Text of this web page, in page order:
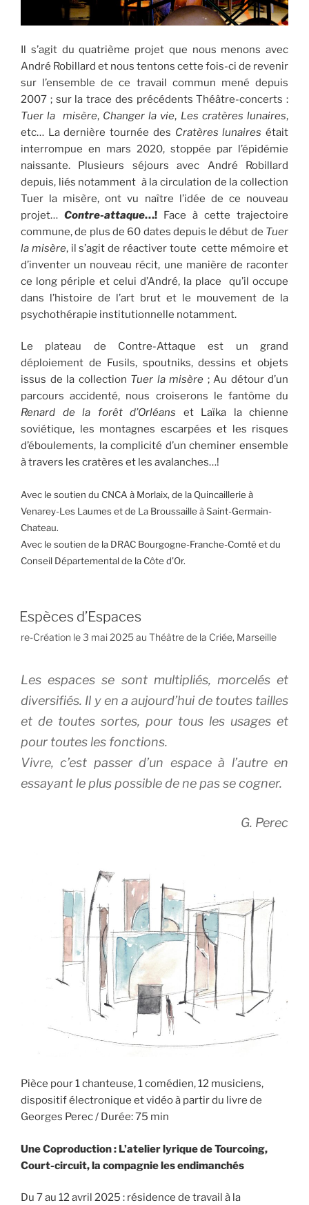
Il s’agit du quatrième projet que nous menons avec
André Robillard et nous tentons cette fois-ci de revenir
sur l’ensemble de ce travail commun mené depuis
2007 ; sur la trace des précédents Théâtre-concerts :
Tuer la misère, Changer la vie, Les cratères lunaires,
etc… La dernière tournée des Cratères lunaires était
interrompue en mars 2020, stoppée par l’épidémie
naissante. Plusieurs séjours avec André Robillard
depuis, liés notamment à la circulation de la collection
Tuer la misère, ont vu naître l’idée de ce nouveau
projet… Contre-attaque…! Face à cette trajectoire
commune, de plus de 60 dates depuis le début de Tuer
la misère, il s’agit de réactiver toute cette mémoire et
d’inventer un nouveau récit, une manière de raconter
ce long périple et celui d’André, la place qu’il occupe
dans l’histoire de l’art brut et le mouvement de la
psychothérapie institutionnelle notamment.
Le plateau de Contre-Attaque est un grand
déploiement de Fusils, spoutniks, dessins et objets
issus de la collection Tuer la misère ; Au détour d’un
parcours accidenté, nous croiserons le fantôme du
Renard de la forêt d’Orléans et Laïka la chienne
soviétique, les montagnes escarpées et les risques
d’éboulements, la complicité d’un cheminer ensemble
à travers les cratères et les avalanches…!
Avec le soutien du CNCA à Morlaix, de la Quincaillerie à
Venarey-Les Laumes et de La Broussaille à Saint-Germain-
Chateau.
Avec le soutien de la DRAC Bourgogne-Franche-Comté et du
Conseil Départemental de la Côte d’Or.
Espèces d’Espaces
re-Création le 3 mai 2025 au Théâtre de la Criée, Marseille
Les espaces se sont multipliés, morcelés et
diversifiés. Il y en a aujourd’hui de toutes tailles
et de toutes sortes, pour tous les usages et
pour toutes les fonctions.
Vivre, c’est passer d’un espace à l’autre en
essayant le plus possible de ne pas se cogner.
G. Perec
Pièce pour 1 chanteuse, 1 comédien, 12 musiciens,
dispositif électronique et vidéo à partir du livre de
Georges Perec / Durée: 75 min
Une Coproduction : L’atelier lyrique de Tourcoing,
Court-circuit, la compagnie les endimanchés
Du 7 au 12 avril 2025 : résidence de travail à la